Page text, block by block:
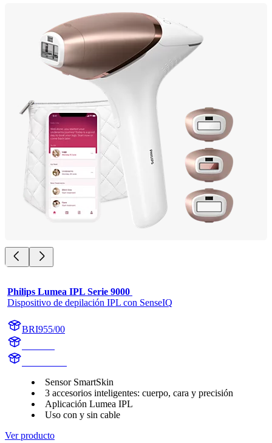
Philips Lumea IPL Serie 9000
Dispositivo de depilación IPL con SenseIQ
BRI955/00
Sensor SmartSkin
3 accesorios inteligentes: cuerpo, cara y precisión
Aplicación Lumea IPL
Uso con y sin cable
Ver producto